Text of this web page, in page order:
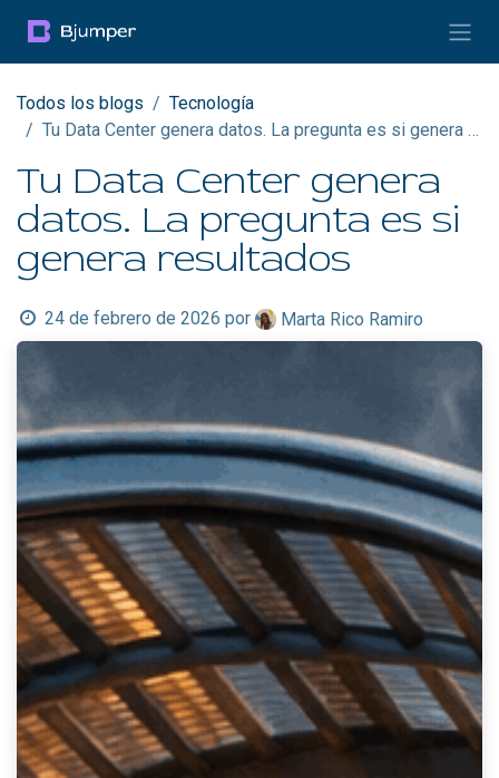
Todos los blogs
Tecnología
Tu Data Center genera datos. La pregunta es si genera resultados
Tu Data Center genera
datos. La pregunta es si
genera resultados
24 de febrero de 2026 por Marta Rico Ramiro